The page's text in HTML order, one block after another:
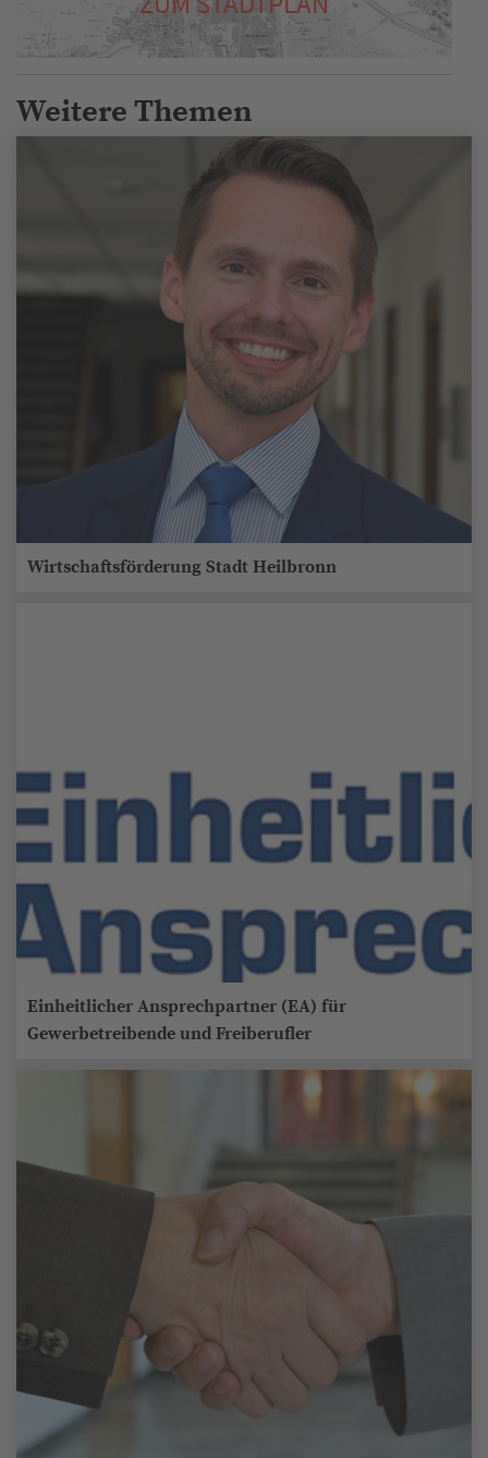
Weitere Themen
Wirtschaftsförderung Stadt Heilbronn
Einheitlicher Ansprechpartner (EA) für
Gewerbetreibende und Freiberufler